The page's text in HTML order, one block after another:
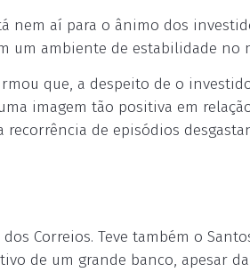
nem aí para o ânimo dos
um ambiente de estabilidade no
que, a despeito de o
imagem tão positiva em
de episódios
Correios. Teve também o
de um grande banco, apesar